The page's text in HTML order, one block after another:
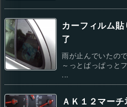
カーフィルム
了
雨が止んでいたの
～っとぱっぱっと
...
ＡＫ１２マー